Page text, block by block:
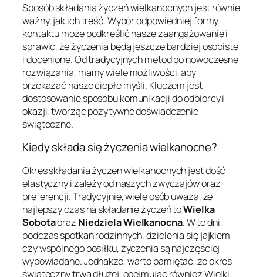
Sposób składania życzeń wielkanocnych jest równie
ważny, jak ich treść. Wybór odpowiedniej formy
kontaktu może podkreślić nasze zaangażowanie i
sprawić, że życzenia będą jeszcze bardziej osobiste
i docenione. Od tradycyjnych metod po nowoczesne
rozwiązania, mamy wiele możliwości, aby
przekazać nasze ciepłe myśli. Kluczem jest
dostosowanie sposobu komunikacji do odbiorcy i
okazji, tworząc pozytywne doświadczenie
świąteczne.
Kiedy składa się życzenia wielkanocne?
Okres składania życzeń wielkanocnych jest dość
elastyczny i zależy od naszych zwyczajów oraz
preferencji. Tradycyjnie, wiele osób uważa, że
najlepszy czas na składanie życzeń toWielka
Sobotaoraz Niedziela Wielkanocna. W te dni,
podczas spotkań rodzinnych, dzielenia się jajkiem
czy wspólnego posiłku, życzenia są najczęściej
wypowiadane. Jednakże, warto pamiętać, że okres
świąteczny trwa dłużej, obejmując również Wielki